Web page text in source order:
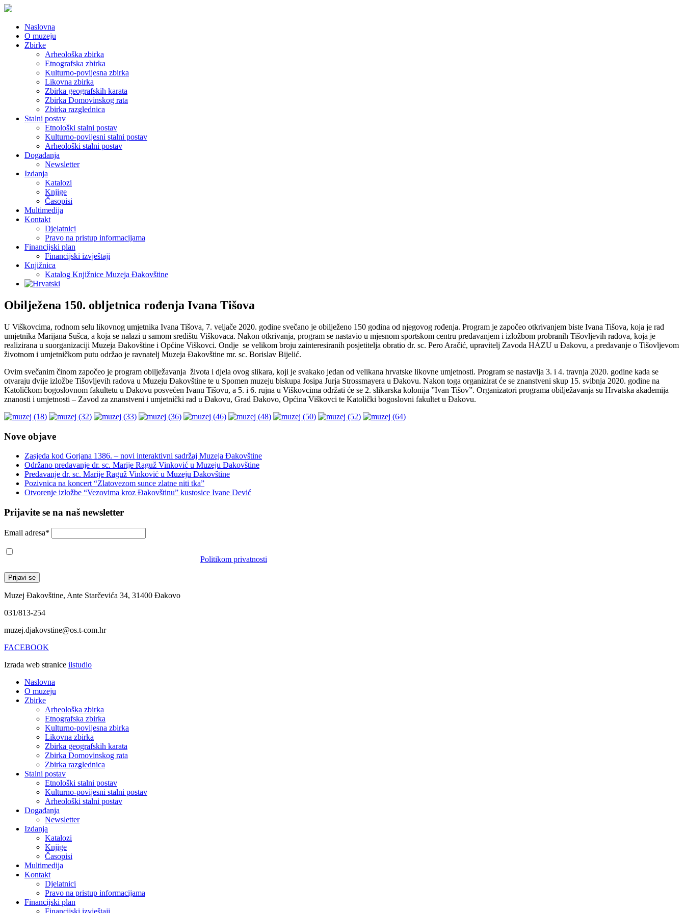
Naslovna
O muzeju
Zbirke
Arheološka zbirka
Etnografska zbirka
Kulturno-povijesna zbirka
Likovna zbirka
Zbirka geografskih karata
Zbirka Domovinskog rata
Zbirka razglednica
Stalni postav
Etnološki stalni postav
Kulturno-povijesni stalni postav
Arheološki stalni postav
Događanja
Newsletter
Izdanja
Katalozi
Knjige
Časopisi
Multimedija
Kontakt
Djelatnici
Pravo na pristup informacijama
Financijski plan
Financijski izvještaji
Knjižnica
Katalog Knjižnice Muzeja Đakovštine
Obilježena 150. obljetnica rođenja Ivana Tišova
U Viškovcima, rodnom selu likovnog umjetnika Ivana Tišova, 7. veljače 2020. godine svečano je obilježeno 150 godina od njegovog rođenja. Program je započeo otkrivanjem biste Ivana Tišova, koja je rad
umjetnika Marijana Sušca, a koja se nalazi u samom središtu Viškovaca. Nakon otkrivanja, program se nastavio u mjesnom sportskom centru predavanjem i izložbom probranih Tišovljevih radova, koja je
realizirana u suorganizaciji Muzeja Đakovštine i Općine Viškovci. Ondje se velikom broju zainteresiranih posjetitelja obratio dr. sc. Pero Aračić, upravitelj Zavoda HAZU u Đakovu, a predavanje o Tišovljevom
životnom i umjetničkom putu održao je ravnatelj Muzeja Đakovštine mr. sc. Borislav Bijelić.
Ovim svečanim činom započeo je program obilježavanja života i djela ovog slikara, koji je svakako jedan od velikana hrvatske likovne umjetnosti. Program se nastavlja 3. i 4. travnja 2020. godine kada se
otvaraju dvije izložbe Tišovljevih radova u Muzeju Đakovštine te u Spomen muzeju biskupa Josipa Jurja Strossmayera u Đakovu. Nakon toga organizirat će se znanstveni skup 15. svibnja 2020. godine na
Katoličkom bogoslovnom fakultetu u Đakovu posvećen Ivanu Tišovu, a 5. i 6. rujna u Viškovcima održati će se 2. slikarska kolonija ”Ivan Tišov”. Organizatori programa obilježavanja su Hrvatska akademija
znanosti i umjetnosti – Zavod za znanstveni i umjetnički rad u Đakovu, Grad Đakovo, Općina Viškovci te Katolički bogoslovni fakultet u Đakovu.
Nove objave
Zasjeda kod Gorjana 1386. – novi interaktivni sadržaj Muzeja Đakovštine
Održano predavanje dr. sc. Marije Raguž Vinković u Muzeju Đakovštine
Predavanje dr. sc. Marije Raguž Vinković u Muzeju Đakovštine
Pozivnica na koncert “Zlatovezom sunce zlatne niti tka”
Otvorenje izložbe “Vezovima kroz Đakovštinu” kustosice Ivane Dević
Prijavite se na naš newsletter
Email adresa*
Politikom privatnosti
Muzej Đakovštine, Ante Starčevića 34, 31400 Đakovo
031/813-254
muzej.djakovstine@os.t-com.hr
FACEBOOK
Izrada web stranice ilstudio
Naslovna
O muzeju
Zbirke
Arheološka zbirka
Etnografska zbirka
Kulturno-povijesna zbirka
Likovna zbirka
Zbirka geografskih karata
Zbirka Domovinskog rata
Zbirka razglednica
Stalni postav
Etnološki stalni postav
Kulturno-povijesni stalni postav
Arheološki stalni postav
Događanja
Newsletter
Izdanja
Katalozi
Knjige
Časopisi
Multimedija
Kontakt
Djelatnici
Pravo na pristup informacijama
Financijski plan
Financijski izvještaji